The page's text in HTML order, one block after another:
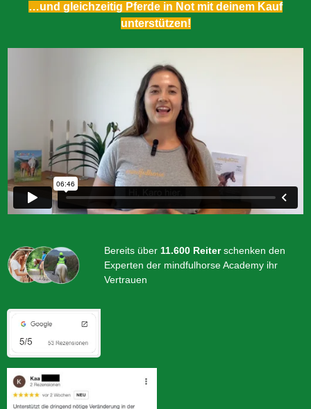
…und gleichzeitig Pferde in Not mit deinem Kauf
unterstützen!
Bereits über 11.600 Reiterschenken den
Experten der mindfulhorse Academy ihr
Vertrauen